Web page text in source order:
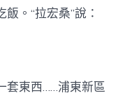
。“拉宏桑”說：
東西……浦東新區